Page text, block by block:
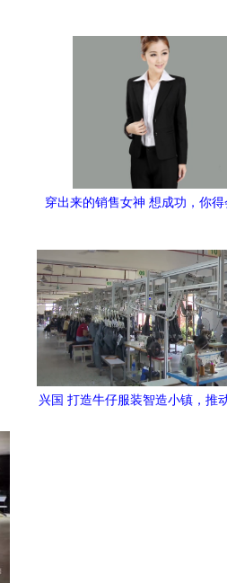
穿出来的销售女神 想成功，你得
兴国 打造牛仔服装智造小镇，推